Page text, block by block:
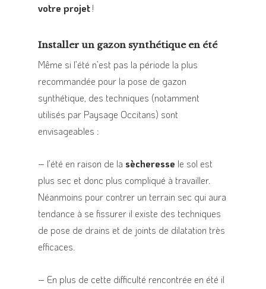
votre projet!
Installer un gazon synthétique en été
Même si l’été n’est pas la période la plus
recommandée pour la pose de gazon
synthétique, des techniques (notamment
utilisés par Paysage Occitans) sont
envisageables :
– l’été en raison de la sècheresse le sol est
plus sec et donc plus compliqué à travailler.
Néanmoins pour contrer un terrain sec qui aura
tendance à se fissurer il existe des techniques
de pose de drains et de joints de dilatation très
efficaces.
– En plus de cette difficulté rencontrée en été il